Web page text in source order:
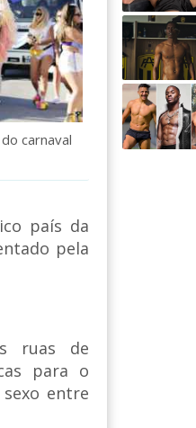
carnaval
país da
pela
ruas de
para o
entre